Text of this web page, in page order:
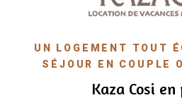
UN LOGEMENT TOUT
SÉJOUR EN COUPLE
Kaza Cosi